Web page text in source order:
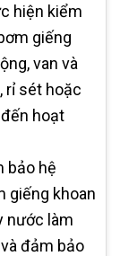
hiện kiểm
giếng
van và
rỉ sét hoặc
hoạt
bảo hệ
giếng khoan
nước làm
đảm bảo